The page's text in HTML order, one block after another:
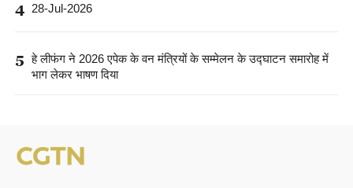
4 28-Jul-2026
5 हे लीफंग ने 2026 एपेक के वन मंत्रियों के सम्मेलन के उद्घाटन समारोह में
भाग लेकर भाषण दिया